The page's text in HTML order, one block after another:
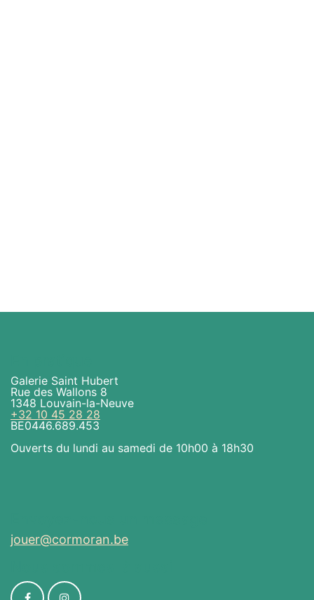
Galerie Saint Hubert
Rue des Wallons 8
1348 Louvain-la-Neuve
+32 10 45 28 28
BE0446.689.453
Ouverts du lundi au samedi de 10h00 à 18h30
jouer@cormoran.be